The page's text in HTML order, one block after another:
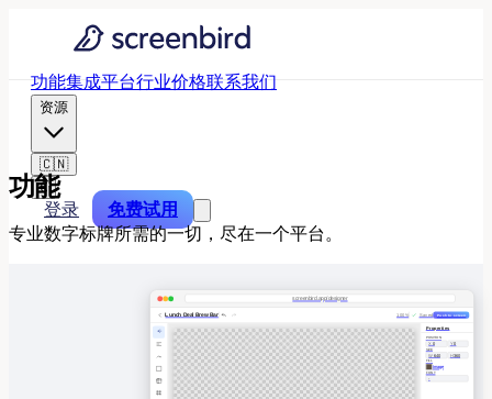
功能集成平台行业价格联系我们
资源
🇨🇳
€
登录 免费试用
功能
专业数字标牌所需的一切，尽在一个平台。
screenbird.app/designer
Lunch Deal Brew Bar 100% Saved Push to screen
Properties
POSITION
X 0 Y 0
SIZE
W 640 H 360
FILL
Image
FONT